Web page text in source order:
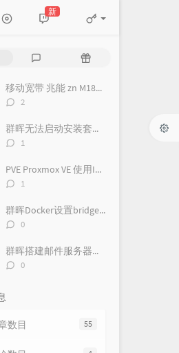
新
评
随
文移动宽带 兆能 zn M180G 光猫 超级密码破解 改桥接教程
评
数：
2
群晖无法启动安装套件，提示此套件需要您启动pgsql-adapter.service
评
数：
1
PVE Proxmox VE 使用IPv6
评
数：
1
群晖Docker设置bridge-host模式
评
数：
0
群晖搭建邮件服务器（Mailplus Server套件）
评
0
55
数目